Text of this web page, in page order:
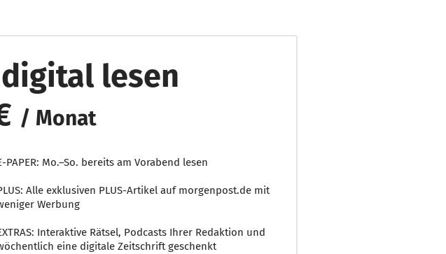
lesen
/ Monat
PAPER: Mo.–So. bereits am Vorabend lesen
Alle exklusiven PLUS-Artikel auf morgenpost.de mit
Werbung
Interaktive Rätsel, Podcasts Ihrer Redaktion und
eine digitale Zeitschrift geschenkt